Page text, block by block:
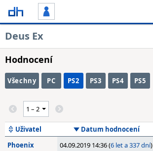
Deus Ex
Hodnocení
Všechny PC PS2 PS3 PS4 PS5
Uživatel Datum hodnocení
Phoenix
04.09.2019 14:36 (6 let a 337 dní)